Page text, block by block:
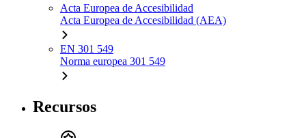
Acta Europea de Accesibilidad
Acta Europea de Accesibilidad (AEA)
EN 301 549
Norma europea 301 549
Recursos